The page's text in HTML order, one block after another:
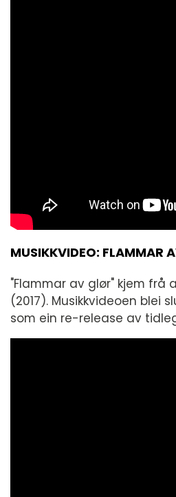
MUSIKKVIDEO: FLAMMAR
"Flammar av glør" kjem frå
(2017). Musikkvideoen blei
som ein re-release av